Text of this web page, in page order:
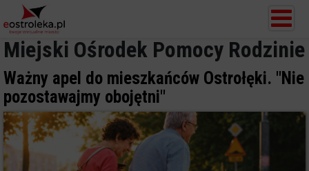
Miejski Ośrodek Pomocy Rodzinie
Ważny apel do mieszkańców Ostrołęki. "Nie
pozostawajmy obojętni"